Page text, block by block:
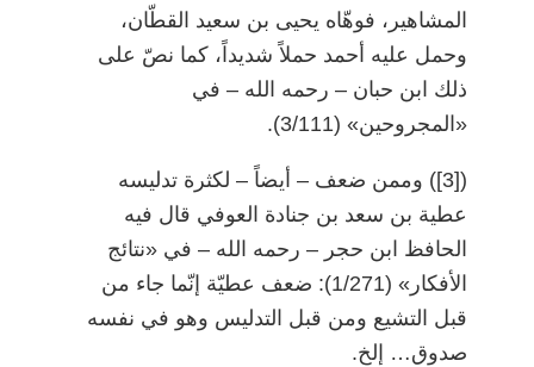
المشاهير، فوهّاه يحيى بن سعيد القطّان،
وحمل عليه أحمد حملاً شديداً، كما نصّ على
ذلك ابن حبان– رحمه الله– في
«المجروحين» (3/111).
([3]) وممن ضعف– أيضاً– لكثرة تدليسه
عطية بن سعد بن جنادة العوفي قال فيه
الحافظ ابن حجر– رحمه الله– في «نتائج
الأفكار» (1/271): ضعف عطيّة إنّما جاء من
قبل التشيع ومن قبل التدليس وهو في نفسه
صدوق… إلخ.